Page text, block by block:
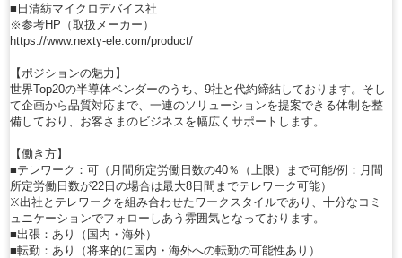
■日清紡マイクロデバイス社
※参考HP（取扱メーカー）
https://www.nexty-ele.com/product/
【ポジションの魅力】
世界Top20の半導体ベンダーのうち、9社と代約締結しております。そし
て企画から品質対応まで、一連のソリューションを提案できる体制を整
備しており、お客さまのビジネスを幅広くサポートします。
【働き方】
■テレワーク：可（月間所定労働日数の40％（上限）まで可能/例：月間
所定労働日数が22日の場合は最大8日間までテレワーク可能）
※出社とテレワークを組み合わせたワークスタイルであり、十分なコミ
ュニケーションでフォローしあう雰囲気となっております。
■出張：あり（国内・海外）
■転勤：あり（将来的に国内・海外への転勤の可能性あり）